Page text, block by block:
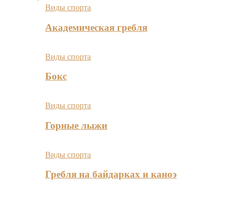
Виды спорта
Академическая гребля
Виды спорта
Бокс
Виды спорта
Горные лыжи
Виды спорта
Гребля на байдарках и каноэ